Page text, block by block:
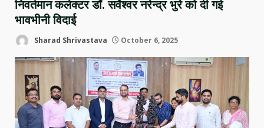
निवर्तमान कलेक्टर डॉ. सर्वेश्वर नरेन्द्र भुरे को दी गई
भावभीनी विदाई
Sharad Shrivastava October 6, 2025